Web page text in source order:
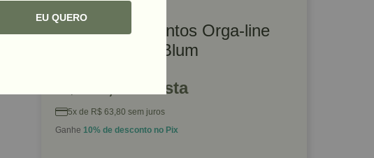
Ref: 29612
Porta Condimentos Orga-line
120 x 312mm Blum
R$ 319,00 à vista
5x de R$ 63,80 sem juros
Ganhe 10% de desconto no Pix
EU QUERO